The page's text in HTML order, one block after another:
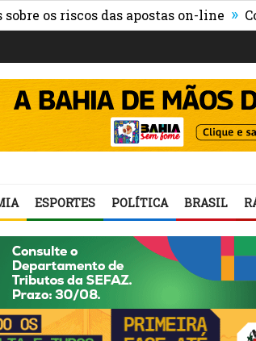
riscos das apostas on-line »
ESPORTES POLÍTICA BRASIL